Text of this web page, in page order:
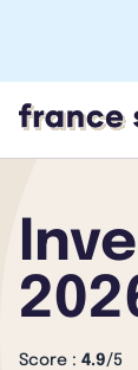
Score : 4.9/5